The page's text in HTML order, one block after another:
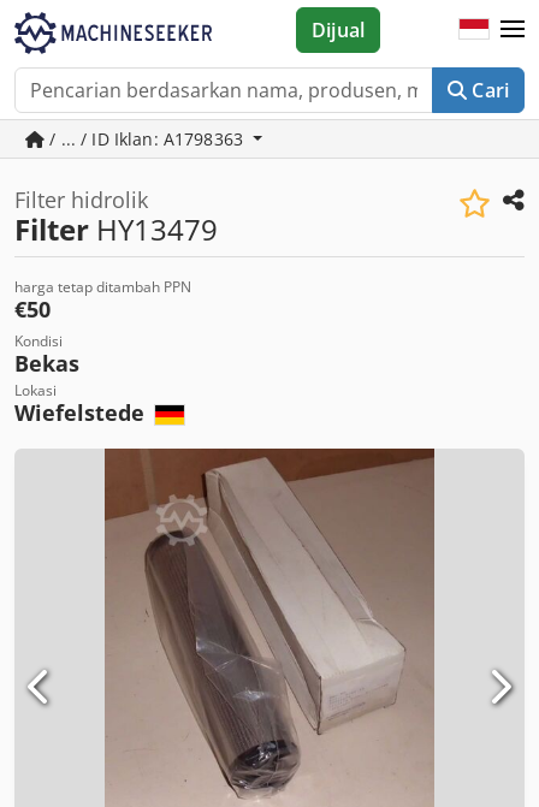
Cari
Dijual
/ ... / ID Iklan: A1798363
Filter hidrolik
Filter HY13479
harga tetap ditambah PPN
€50
Kondisi
Bekas
Lokasi
Wiefelstede